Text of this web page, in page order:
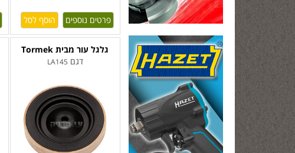
פרטים נוספים
גלגל עור מבית Tormek
דגם LA145